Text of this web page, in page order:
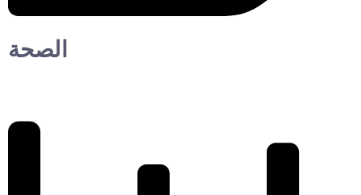
الصحة